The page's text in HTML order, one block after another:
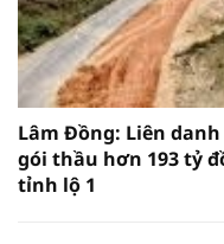
Lâm Đồng: Liên
gói thầu hơn 193 tỷ
tỉnh lộ 1